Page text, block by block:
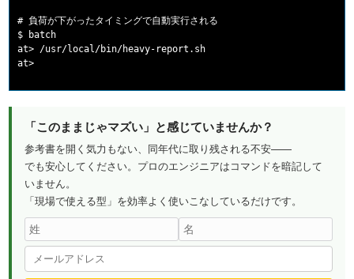
# 負荷が下がったタイミングで自動実行される
$ batch
at> /usr/local/bin/heavy-report.sh
at>
「このままじゃマズい」と感じていませんか？
参考書を開く気力もない、同年代に取り残される不安——
でも安心してください。プロのエンジニアはコマンドを暗記して
いません。
「現場で使える型」を効率よく使いこなしているだけです。